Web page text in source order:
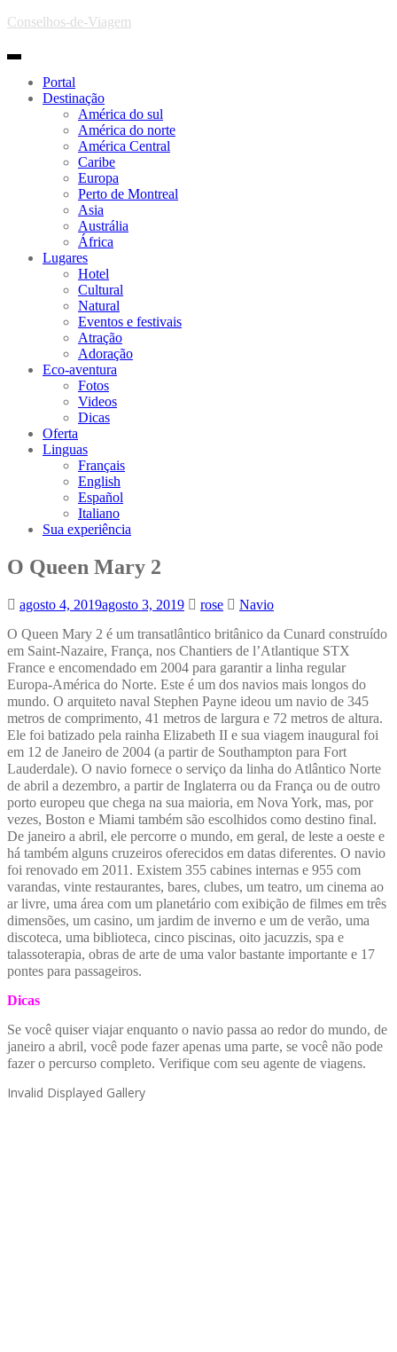
Skip to main content
Conselhos-de-Viagem
Toggle navigation
Portal
Destinação
América do sul
América do norte
América Central
Caribe
Europa
Perto de Montreal
Asia
Austrália
África
Lugares
Hotel
Cultural
Natural
Eventos e festivais
Atração
Adoração
Eco-aventura
Fotos
Videos
Dicas
Oferta
Linguas
Français
English
Español
Italiano
Sua experiência
O Queen Mary 2
agosto 4, 2019agosto 3, 2019 rose
Navio
O Queen Mary 2 é um transatlântico britânico da Cunard construído
em Saint-Nazaire, França, nos Chantiers de l’Atlantique STX
France e encomendado em 2004 para garantir a linha regular
Europa-América do Norte. Este é um dos navios mais longos do
mundo. O arquiteto naval Stephen Payne ideou um navio de 345
metros de comprimento, 41 metros de largura e 72 metros de altura.
Ele foi batizado pela rainha Elizabeth II e sua viagem inaugural foi
em 12 de Janeiro de 2004 (a partir de Southampton para Fort
Lauderdale). O navio fornece o serviço da linha do Atlântico Norte
de abril a dezembro, a partir de Inglaterra ou da França ou de outro
porto europeu que chega na sua maioria, em Nova York, mas, por
vezes, Boston e Miami também são escolhidos como destino final.
De janeiro a abril, ele percorre o mundo, em geral, de leste a oeste e
há também alguns cruzeiros oferecidos em datas diferentes. O navio
foi renovado em 2011. Existem 355 cabines internas e 955 com
varandas, vinte restaurantes, bares, clubes, um teatro, um cinema ao
ar livre, uma área com um planetário com exibição de filmes em três
dimensões, um casino, um jardim de inverno e um de verão, uma
discoteca, uma biblioteca, cinco piscinas, oito jacuzzis, spa e
talassoterapia, obras de arte de uma valor bastante importante e 17
pontes para passageiros.
Dicas
Se você quiser viajar enquanto o navio passa ao redor do mundo, de
janeiro a abril, você pode fazer apenas uma parte, se você não pode
fazer o percurso completo. Verifique com seu agente de viagens.
Invalid Displayed Gallery